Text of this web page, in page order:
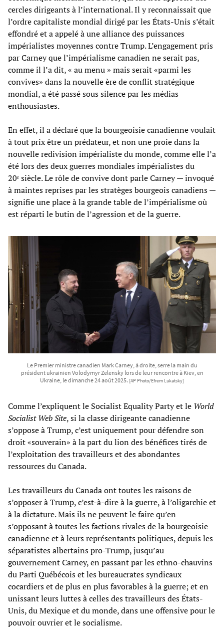
cercles dirigeants à l’international. Il y reconnaissait que
l’ordre capitaliste mondial dirigé par les États-Unis s’était
effondré et a appelé à une alliance des puissances
impérialistes moyennes contre Trump. L’engagement pris
par Carney que l’impérialisme canadien ne serait pas,
comme il l’a dit, « au menu » mais serait «parmi les
convives» dans la nouvelle ère de conflit stratégique
mondial, a été passé sous silence par les médias
enthousiastes.
En effet, il a déclaré que la bourgeoisie canadienne voulait
à tout prix être un prédateur, et non une proie dans la
nouvelle redivision impérialiste du monde, comme elle l’a
été lors des deux guerres mondiales impérialistes du
20ᵉ siècle. Le rôle de convive dont parle Carney — invoqué
à maintes reprises par les stratèges bourgeois canadiens —
signifie une place à la grande table de l’impérialisme où
est réparti le butin de l’agression et de la guerre.
Le Premier ministre canadien Mark Carney, à droite, serre la main du
président ukrainien Volodymyr Zelensky lors de leur rencontre à Kiev, en
Ukraine, le dimanche 24 août 2025. [AP Photo/Efrem Lukatsky]
Comme l’expliquent le Socialist Equality Party et le World
Socialist Web Site, si la classe dirigeante canadienne
s’oppose à Trump, c’est uniquement pour défendre son
droit «souverain» à la part du lion des bénéfices tirés de
l’exploitation des travailleurs et des abondantes
ressources du Canada.
Les travailleurs du Canada ont toutes les raisons de
s’opposer à Trump, c’est-à-dire à la guerre, à l’oligarchie et
à la dictature. Mais ils ne peuvent le faire qu’en
s’opposant à toutes les factions rivales de la bourgeoisie
canadienne et à leurs représentants politiques, depuis les
séparatistes albertains pro-Trump, jusqu’au
gouvernement Carney, en passant par les ethno-chauvins
du Parti Québécois et les bureaucrates syndicaux
cocardiers et de plus en plus favorables à la guerre; et en
unissant leurs luttes à celles des travailleurs des États-
Unis, du Mexique et du monde, dans une offensive pour le
pouvoir ouvrier et le socialisme.